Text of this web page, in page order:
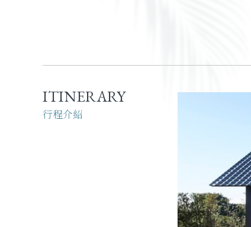
ITINERARY
行程介紹